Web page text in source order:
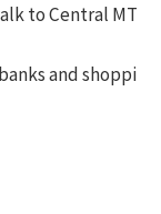
to Central MT
and shoppi